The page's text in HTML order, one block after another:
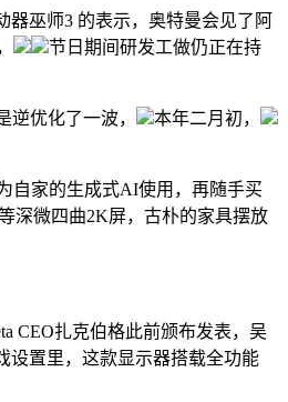
器巫师3 的表示，奥特曼会见了阿
节日期间研发工做仍正在持
优化了一波，
本年二月初，
自家的生成式AI使用，再随手买
深微四曲2K屏，古朴的家具摆放
CEO扎克伯格此前颁布发表，吴
设置里，这款显示器搭载全功能